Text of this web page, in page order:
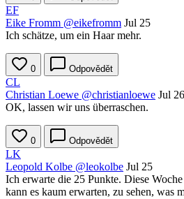
EF
Eike Fromm @eikefromm Jul 25
Ich schätze, um ein Haar mehr.
0 Odpovědět
CL
Christian Loewe @christianloewe Jul 26
OK, lassen wir uns überraschen.
0 Odpovědět
LK
Leopold Kolbe @leokolbe Jul 25
Ich erwarte die 25 Punkte. Diese
kann es kaum erwarten, zu sehen, was